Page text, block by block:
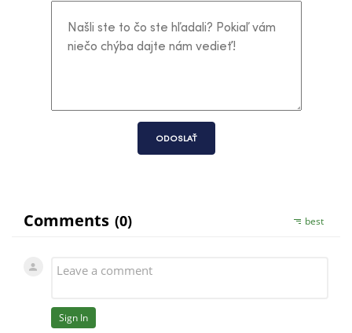
ODOSLAŤ